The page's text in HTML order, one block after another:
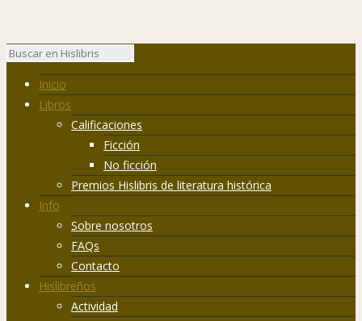
Inicio
Libros
Calificaciones
Ficción
No ficción
Premios Hislibris de literatura histórica
Info
Sobre nosotros
FAQs
Contacto
Hislibreños
Actividad